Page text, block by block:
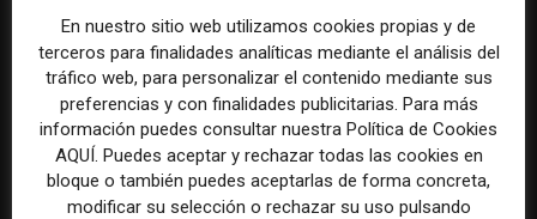
www.linkedin.com.
La selección y el tratamiento de la información de estas
ofertas se ha realizado con la asistencia de herramientas
de inteligencia artificial, siempre bajo supervisión
humana.
En nuestro sitio web utilizamos cookies propias y de
terceros para finalidades analíticas mediante el análisis del
tráfico web, para personalizar el contenido mediante sus
preferencias y con finalidades publicitarias. Para más
información puedes consultar nuestra Política de Cookies
AQUÍ. Puedes aceptar y rechazar todas las cookies en
bloque o también puedes aceptarlas de forma concreta,
modificar su selección o rechazar su uso pulsando